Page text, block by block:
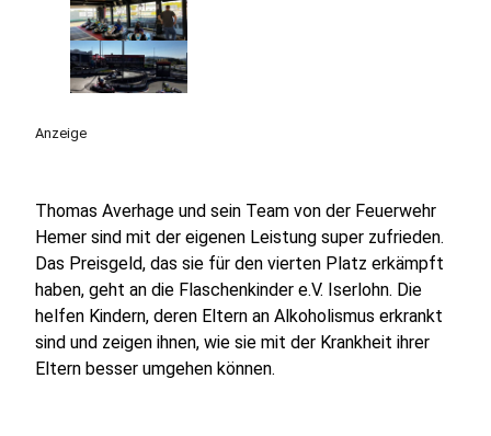
Anzeige
Thomas Averhage und sein Team von der Feuerwehr
Hemer sind mit der eigenen Leistung super zufrieden.
Das Preisgeld, das sie für den vierten Platz erkämpft
haben, geht an die Flaschenkinder e.V. Iserlohn. Die
helfen Kindern, deren Eltern an Alkoholismus erkrankt
sind und zeigen ihnen, wie sie mit der Krankheit ihrer
Eltern besser umgehen können.